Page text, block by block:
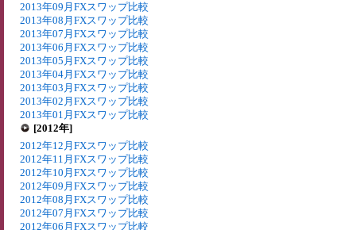
2013年09月FXスワップ比較
2013年08月FXスワップ比較
2013年07月FXスワップ比較
2013年06月FXスワップ比較
2013年05月FXスワップ比較
2013年04月FXスワップ比較
2013年03月FXスワップ比較
2013年02月FXスワップ比較
2013年01月FXスワップ比較
[2012年]
2012年12月FXスワップ比較
2012年11月FXスワップ比較
2012年10月FXスワップ比較
2012年09月FXスワップ比較
2012年08月FXスワップ比較
2012年07月FXスワップ比較
2012年06月FXスワップ比較